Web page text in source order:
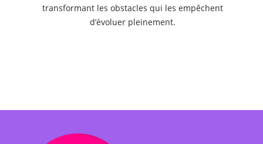
transformant les obstacles qui les empêchent
d’évoluer pleinement.